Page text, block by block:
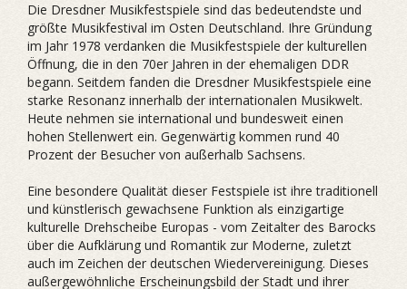
Die Dresdner Musikfestspiele sind das bedeutendste und
größte Musikfestival im Osten Deutschland. Ihre Gründung
im Jahr 1978 verdanken die Musikfestspiele der kulturellen
Öffnung, die in den 70er Jahren in der ehemaligen DDR
begann. Seitdem fanden die Dresdner Musikfestspiele eine
starke Resonanz innerhalb der internationalen Musikwelt.
Heute nehmen sie international und bundesweit einen
hohen Stellenwert ein. Gegenwärtig kommen rund 40
Prozent der Besucher von außerhalb Sachsens.
Eine besondere Qualität dieser Festspiele ist ihre traditionell
und künstlerisch gewachsene Funktion als einzigartige
kulturelle Drehscheibe Europas - vom Zeitalter des Barocks
über die Aufklärung und Romantik zur Moderne, zuletzt
auch im Zeichen der deutschen Wiedervereinigung. Dieses
außergewöhnliche Erscheinungsbild der Stadt und ihrer